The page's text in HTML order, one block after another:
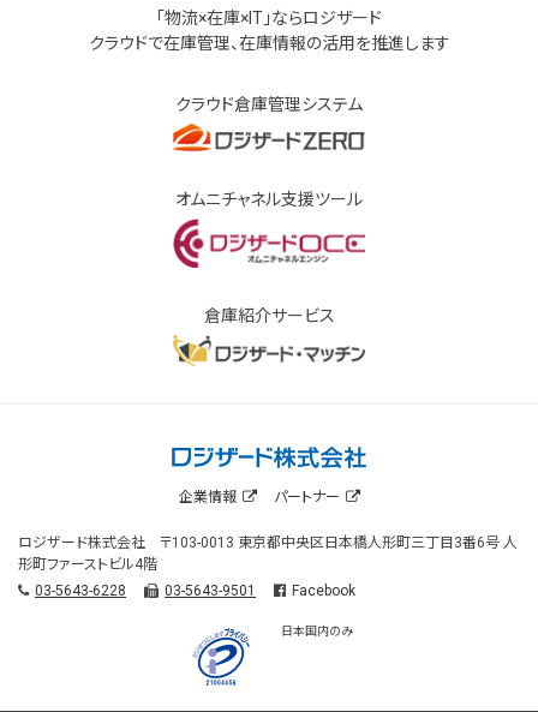
「物流×在庫×IT」ならロジザード
クラウドで在庫管理、在庫情報の活用を推進します
クラウド倉庫管理システム
オムニチャネル支援ツール
倉庫紹介サービス
企業情報 パートナー
ロジザード株式会社 〒103-0013 東京都中央区日本橋人形町三丁目3番6号 人
形町ファーストビル4階
03-5643-6228
03-5643-9501 Facebook
日本国内のみ